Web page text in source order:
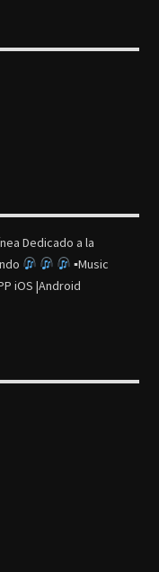
Dedicado a la
▪Music
iOS |Android